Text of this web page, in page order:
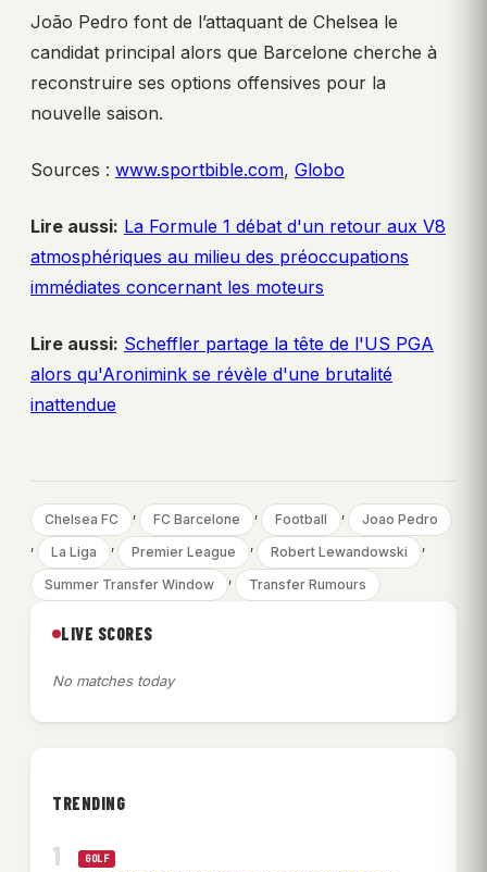
João Pedro font de l’attaquant de Chelsea le
candidat principal alors que Barcelone cherche à
reconstruire ses options offensives pour la
nouvelle saison.
Sources : www.sportbible.com, Globo
Lire aussi: La Formule 1 débat d'un retour aux V8
atmosphériques au milieu des préoccupations
immédiates concernant les moteurs
Lire aussi: Scheffler partage la tête de l'US PGA
alors qu'Aronimink se révèle d'une brutalité
inattendue
Chelsea FC , FC Barcelone , Football ,
Joao Pedro
,
La Liga , Premier League , Robert Lewandowski ,
Summer Transfer Window , Transfer Rumours
LIVE SCORES
No matches today
TRENDING
GOLF